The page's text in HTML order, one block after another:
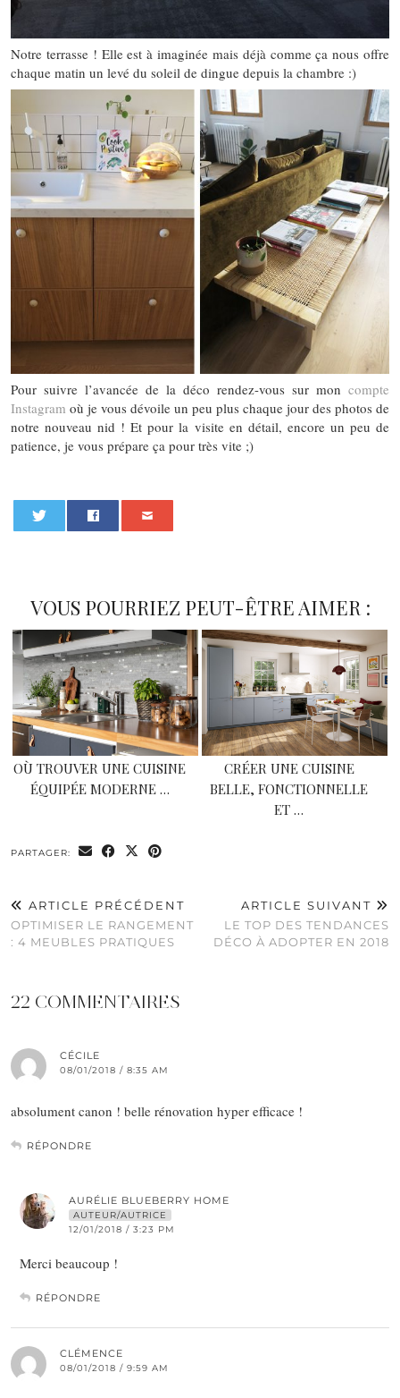
Notre terrasse ! Elle est à imaginée mais déjà comme ça nous offre
chaque matin un levé du soleil de dingue depuis la chambre :)
Pour suivre l’avancée de la déco rendez-vous sur mon compte
Instagram où je vous dévoile un peu plus chaque jour des photos de
notre nouveau nid ! Et pour la visite en détail, encore un peu de
patience, je vous prépare ça pour très vite ;)
VOUS POURRIEZ PEUT-ÊTRE AIMER :
OÙ TROUVER UNE CUISINE
ÉQUIPÉE MODERNE …
CRÉER UNE CUISINE
BELLE, FONCTIONNELLE
ET …
PARTAGER:
ARTICLE PRÉCÉDENT
OPTIMISER LE RANGEMENT
: 4 MEUBLES PRATIQUES
ARTICLE SUIVANT
LE TOP DES TENDANCES
DÉCO À ADOPTER EN 2018
22 COMMENTAIRES
CÉCILE
08/01/2018 / 8:35 AM
absolument canon ! belle rénovation hyper efficace !
RÉPONDRE
AURÉLIE BLUEBERRY HOME
AUTEUR/AUTRICE
12/01/2018 / 3:23 PM
Merci beaucoup !
RÉPONDRE
CLÉMENCE
08/01/2018 / 9:59 AM